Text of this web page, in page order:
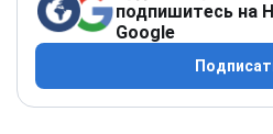
подпишитесь на
Google